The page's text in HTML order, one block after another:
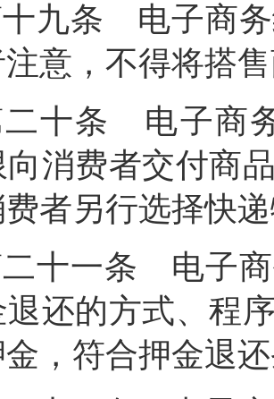
九条 电子商
意，不得将搭
十条 电子商
消费者交付商
者另行选择快
十一条 电子
还的方式、程
，符合押金退